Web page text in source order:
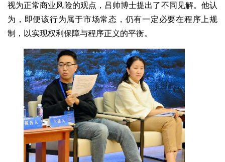
视为正常商业风险的观点，吕帅博士提出了不同见解。他认
为，即便该行为属于市场常态，仍有一定必要在程序上规
制，以实现权利保障与程序正义的平衡。